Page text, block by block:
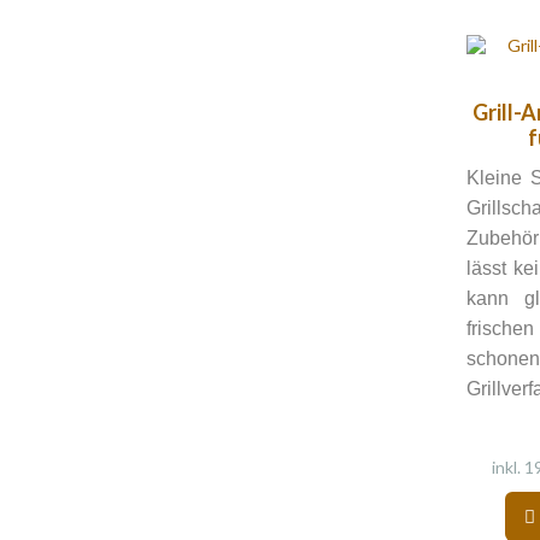
Grill-
Kleine
lässt
kann
inkl.